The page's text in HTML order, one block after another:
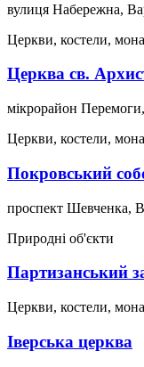
вулиця Нaбережна,
Церкви, костели,
Церква св.
мікрорайон
Церкви, костели,
Покровський
проспект Шевченка,
Природні об'єкти
Партизанський
Церкви, костели,
Іверська церква